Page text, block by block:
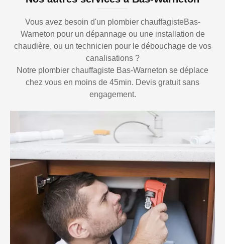
Vous avez besoin d'un plombier chauffagisteBas-
Warneton pour un dépannage ou une installation de
chaudière, ou un technicien pour le débouchage de vos
canalisations ?
Notre plombier chauffagiste Bas-Warneton se déplace
chez vous en moins de 45min. Devis gratuit sans
engagement.